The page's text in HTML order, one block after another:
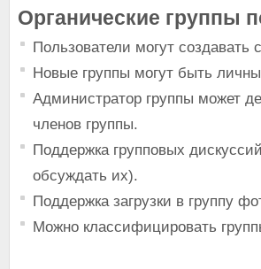
Органические группы
Пользователи могут создавать
Новые группы могут быть
Администратор группы может
членов группы.
Поддержка групповых
обсуждать их).
Поддержка загрузки в группу
Можно классифицировать